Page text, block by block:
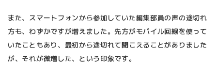
また、スマートフォンから参加していた編集部員の声の途切れ
方も、わずかですが増えました。先方がモバイル回線を使って
いたこともあり、最初から途切れて聞こえることがありました
が、それが微増した、という印象です。